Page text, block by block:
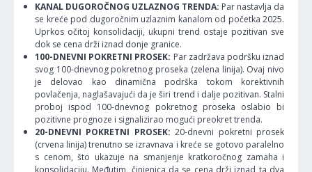
KANAL DUGOROČNOG UZLAZNOG TRENDA: Par nastavlja da
se kreće pod dugoročnim uzlaznim kanalom od početka 2025.
Uprkos očitoj konsolidaciji, ukupni trend ostaje pozitivan sve
dok se cena drži iznad donje granice.
100-DNEVNI POKRETNI PROSEK: Par zadržava podršku iznad
svog 100-dnevnog pokretnog proseka (zelena linija). Ovaj nivo
je delovao kao dinamična podrška tokom korektivnih
povlačenja, naglašavajući da je širi trend i dalje pozitivan. Stalni
proboj ispod 100-dnevnog pokretnog proseka oslabio bi
pozitivne prognoze i signalizirao mogući preokret trenda.
20-DNEVNI POKRETNI PROSEK: 20-dnevni pokretni prosek
(crvena linija) trenutno se izravnava i kreće se gotovo paralelno
s cenom, što ukazuje na smanjenje kratkoročnog zamaha i
konsolidaciju. Međutim, činjenica da se cena drži iznad ta dva